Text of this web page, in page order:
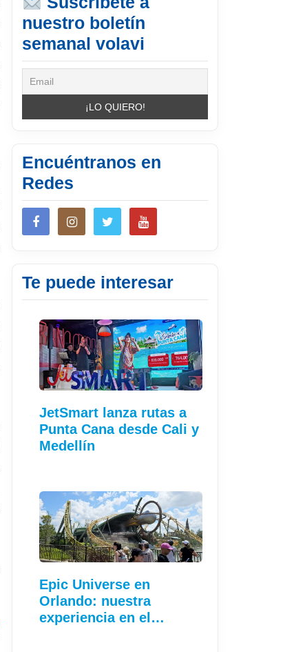
nuestro boletín
semanal volavi
Encuéntranos en
Redes
Te puede interesar
JetSmart lanza rutas a
Punta Cana desde Cali y
Medellín
Epic Universe en
Orlando: nuestra
experiencia en el…